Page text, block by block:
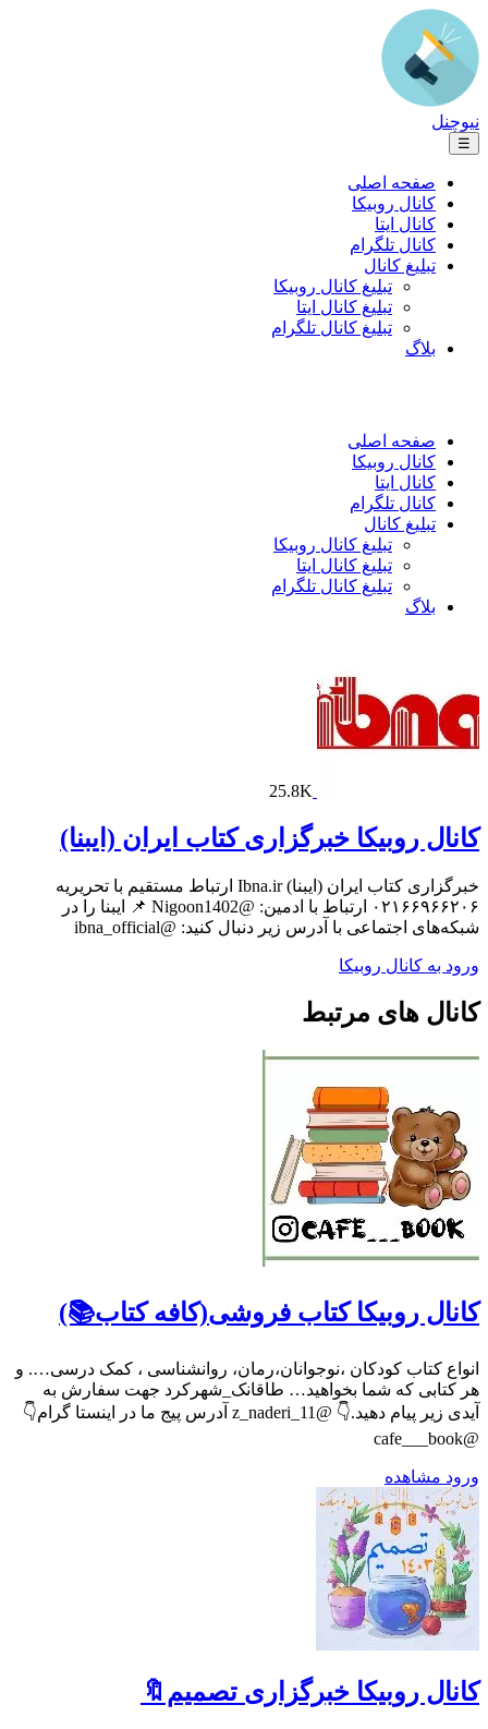
نیوچنل
☰
صفحه اصلی
کانال روبیکا
کانال ایتا
کانال تلگرام
تبلیغ کانال
تبلیغ کانال روبیکا
تبلیغ کانال ایتا
تبلیغ کانال تلگرام
بلاگ
صفحه اصلی
کانال روبیکا
کانال ایتا
کانال تلگرام
تبلیغ کانال
تبلیغ کانال روبیکا
تبلیغ کانال ایتا
تبلیغ کانال تلگرام
بلاگ
25.8K
کانال روبیکا خبرگزاری کتاب ایران (ایبنا)
خبرگزاری کتاب ایران (ایبنا) Ibna.ir ارتباط مستقیم با تحریریه
۰۲۱۶۶۹۶۶۲۰۶ ارتباط با ادمین: @Nigoon1402 📌 ایبنا را در
شبکه‌های اجتماعی با آدرس زیر دنبال کنید: @ibna_official
ورود به کانال روبیکا
کانال های مرتبط
کانال روبیکا کتاب فروشی(کافه کتاب📚)
انواع کتاب کودکان ،نوجوانان،رمان، روانشناسی ، کمک درسی…. و
هر کتابی که شما بخواهید… طاقانک_شهرکرد جهت سفارش به
آیدی زیر پیام دهید.👇 @z_naderi_11 آدرس پیج ما در اینستا گرام👇
@cafe___book
ورود مشاهده
کانال روبیکا خبرگزاری تصمیم🔖